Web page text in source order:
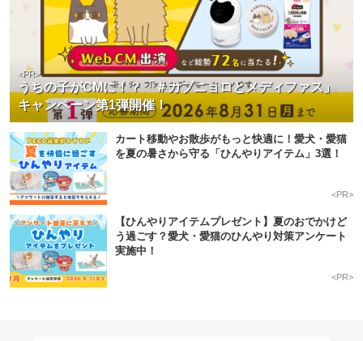
うちの子がCMに！？「＃カブニョロとメディファス」
キャンペーン第1弾開催！
<PR>
カート移動やお散歩がもっと快適に！愛犬・愛猫
を夏の暑さから守る「ひんやりアイテム」3選！
<PR>
【ひんやりアイテムプレゼント】夏のおでかけど
う過ごす？愛犬・愛猫のひんやり対策アンケート
実施中！
<PR>